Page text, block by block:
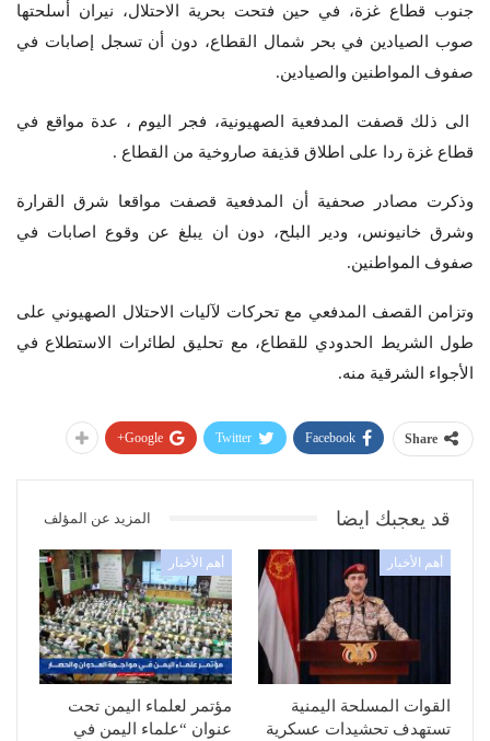
جنوب قطاع غزة، في حين فتحت بحرية الاحتلال، نيران أسلحتها
صوب الصيادين في بحر شمال القطاع، دون أن تسجل إصابات في
صفوف المواطنين والصيادين.
الى ذلك قصفت المدفعية الصهيونية، فجر اليوم ، عدة مواقع في
قطاع غزة ردا على اطلاق قذيفة صاروخية من القطاع .
وذكرت مصادر صحفية أن المدفعية قصفت مواقعا شرق القرارة
وشرق خانيونس، ودير البلح، دون ان يبلغ عن وقوع اصابات في
صفوف المواطنين.
وتزامن القصف المدفعي مع تحركات لآليات الاحتلال الصهيوني على
طول الشريط الحدودي للقطاع، مع تحليق لطائرات الاستطلاع في
الأجواء الشرقية منه.
Share
Facebook
Twitter
Google+
قد يعجبك ايضا المزيد عن المؤلف
أهم الأخبار
القوات المسلحة اليمنية
تستهدف تحشيدات عسكرية
أهم الأخبار
مؤتمر لعلماء اليمن تحت
عنوان “علماء اليمن في